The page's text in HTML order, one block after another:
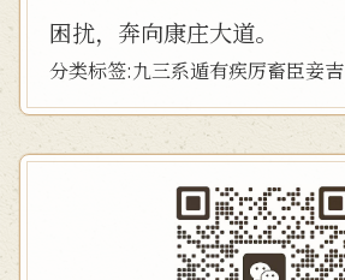
困扰，奔向康庄大道。
分类标签:九三系遁有疾厉畜臣妾吉